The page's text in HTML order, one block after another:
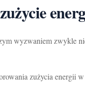
wyzwaniem zwykle
zużycia energii